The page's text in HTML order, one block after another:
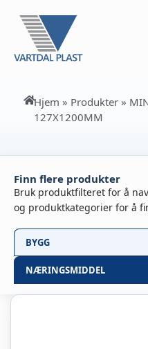
Hjem » Produkter»
127X1200MM
Finn flere produkter
Bruk produktfilteret for å
og produktkategorier for å
BYGG
NÆRINGSMIDDEL